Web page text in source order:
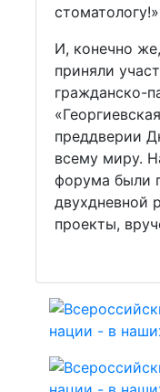
И, конечно
приняли
гражданско-
преддверии
всему миру.
форума были
двухдневной
проекты,